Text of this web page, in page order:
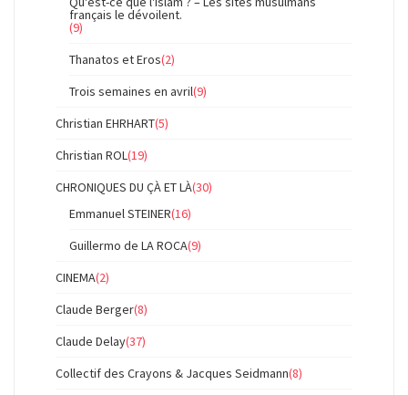
français le dévoilent.
(9)
Thanatos et Eros(2)
Trois semaines en avril(9)
Christian EHRHART(5)
Christian ROL(19)
CHRONIQUES DU ÇÀ ET LÀ(30)
Emmanuel STEINER(16)
Guillermo de LA ROCA(9)
CINEMA(2)
Claude Berger(8)
Claude Delay(37)
Collectif des Crayons & Jacques Seidmann(8)